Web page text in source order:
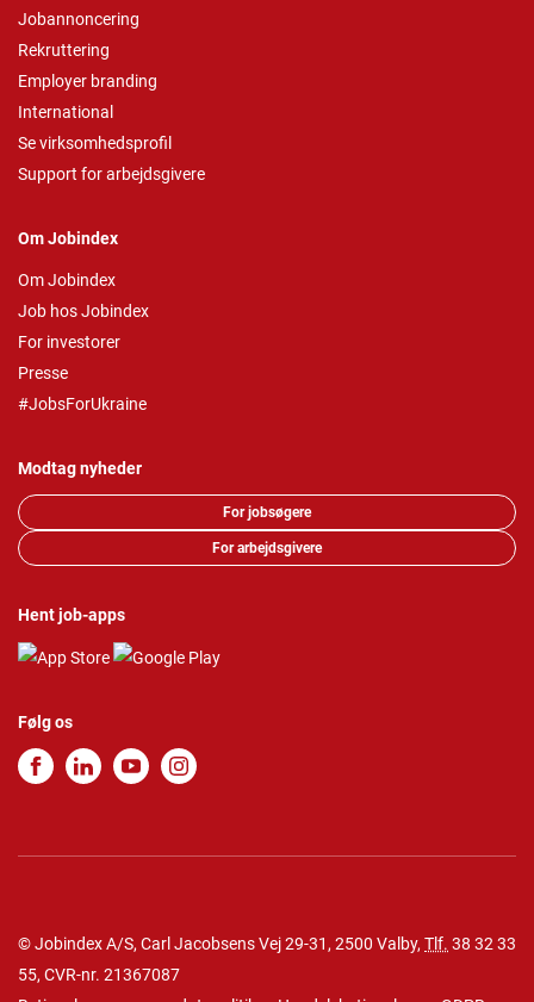
Jobannoncering
Rekruttering
Employer branding
International
Se virksomhedsprofil
Support for arbejdsgivere
Om Jobindex
Om Jobindex
Job hos Jobindex
For investorer
Presse
#JobsForUkraine
Modtag nyheder
For jobsøgere
For arbejdsgivere
Hent job-apps
Følg os
© Jobindex A/S, Carl Jacobsens Vej 29-31, 2500 Valby, Tlf. 38 32 33
55, CVR-nr. 21367087